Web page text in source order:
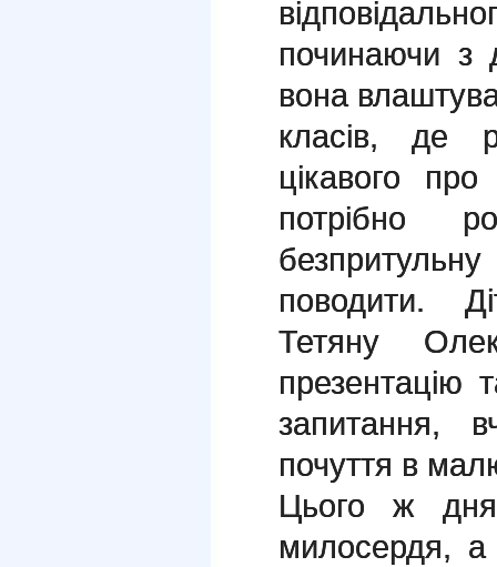
починаючи з
вона
класів, де
цікавого
потрібно
поводити.
Тетяну
презентацію
запитання,
почуття в
Цього ж дня
милосердя, а